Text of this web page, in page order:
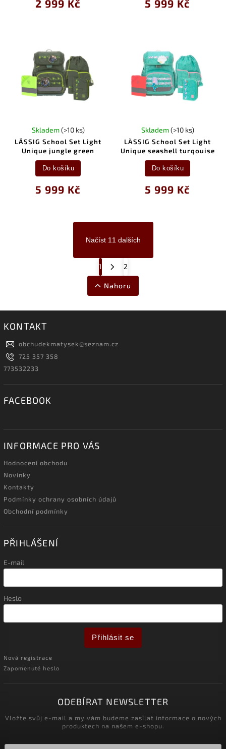
2 999 Kč 5 999 Kč
LÄSSIG School Set Light
Unique jungle green
Skladem(>10 ks)
5 999 Kč
Do košíku
LÄSSIG School Set Light
Unique seashell turqouise
Skladem(>10 ks)
5 999 Kč
Do košíku
Načíst 11 dalších
1 2
Nahoru
KONTAKT
obchudekmatysek@seznam.cz
725 357 358
773532233
FACEBOOK
INFORMACE PRO VÁS
Hodnocení obchodu
Novinky
Kontakty
Podmínky ochrany osobních údajů
Obchodní podmínky
PŘIHLÁŠENÍ
E-mail
Heslo
Přihlásit se
Nová registrace
Zapomenuté heslo
ODEBÍRAT NEWSLETTER
Vložte svůj e-mail a my vám budeme zasílat informace o nových
produktech na našem e-shopu.